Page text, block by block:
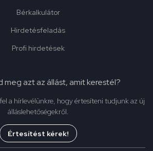
Bérkalkulátor
Hirdetésfeladás
Profi hirdetések
meg azt az állást, amit kerestél?
a hírlevélünkre, hogy értesíteni tudjunk az új
álláslehetőségekről.
Értesítést kérek!